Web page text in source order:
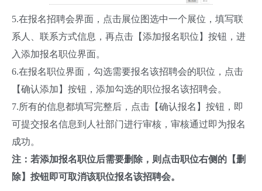
5.在报名招聘会界面，点击展位图选中一个展位，填写联
系人、联系方式信息，再点击【添加报名职位】按钮，进
入添加报名职位界面。
6.在报名职位界面，勾选需要报名该招聘会的职位，点击
【确认添加】按钮，添加勾选的职位报名该招聘会。
7.所有的信息都填写完整后，点击【确认报名】按钮，即
可提交报名信息到人社部门进行审核，审核通过即为报名
成功。
注：若添加报名职位后需要删除，则点击职位右侧的【删
除】按钮即可取消该职位报名该招聘会。